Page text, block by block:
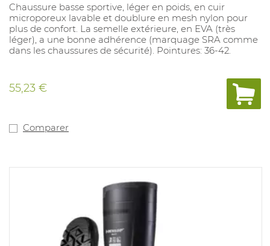
Chaussure basse sportive, léger en poids, en cuir
microporeux lavable et doublure en mesh nylon pour
plus de confort. La semelle extérieure, en EVA (très
léger), a une bonne adhérence (marquage SRA comme
dans les chaussures de sécurité). Pointures: 36-42.
55,23 €
Comparer